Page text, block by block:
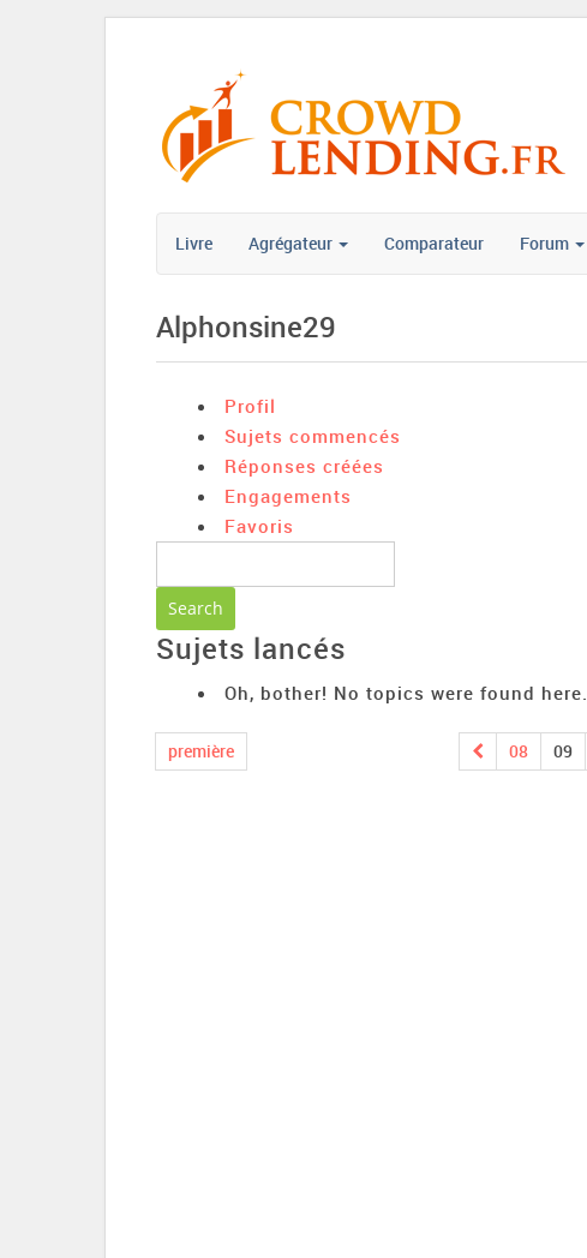
Livre Agrégateur Comparateur Forum
Alphonsine29
Profil
Sujets commencés
Réponses créées
Engagements
Favoris
Sujets lancés
Oh, bother! No topics were found here.
première 08 09